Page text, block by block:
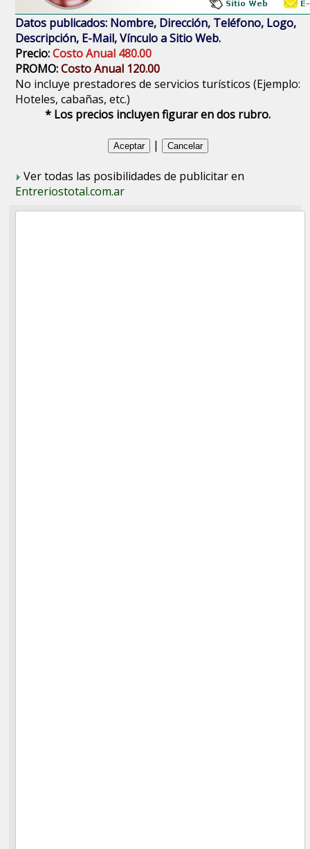
Datos publicados: Nombre, Dirección, Teléfono, Logo,
Descripción, E-Mail, Vínculo a Sitio Web.
Precio:Costo Anual 480.00
PROMO:Costo Anual 120.00
No incluye prestadores de servicios turísticos (Ejemplo:
Hoteles, cabañas, etc.)
* Los precios incluyen figurar en dos rubro.
|
Ver todas las posibilidades de publicitar en
Entreriostotal.com.ar